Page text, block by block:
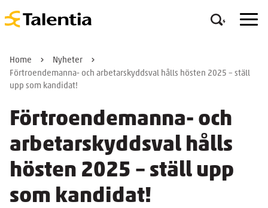
Home
Nyheter
Förtroendemanna- och arbetarskyddsval hålls hösten 2025 – ställ
upp som kandidat!
Förtroendemanna- och
arbetarskyddsval hålls
hösten 2025 – ställ upp
som kandidat!